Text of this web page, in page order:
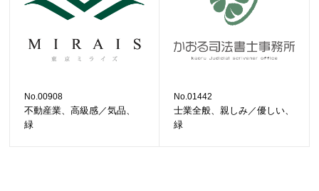
No.00908
不動産業、高級感／気品、
緑
No.01442
士業全般、親しみ／優しい、
緑